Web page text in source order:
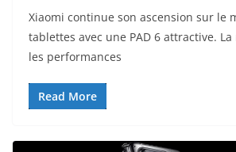
Xiaomi continue son ascension sur le
tablettes avec une PAD 6 attractive.
les performances
Read More